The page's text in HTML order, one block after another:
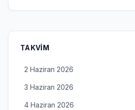
TAKVIM
2 Haziran 2026
3 Haziran 2026
4 Haziran 2026